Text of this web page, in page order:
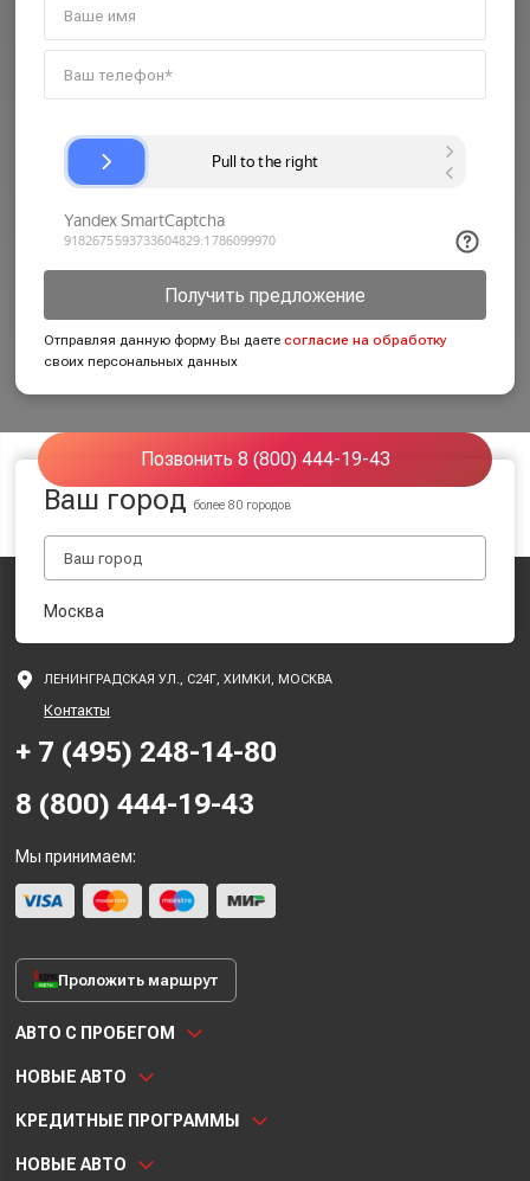
Получить предложение
Отправляя данную форму Вы даетесогласие на обработку
своих персональных данных
Позвонить 8 (800) 444-19-43
Ваш городболее 80 городов
Москва
ЛЕНИНГРАДСКАЯ УЛ., С24Г, ХИМКИ, МОСКВА
Контакты
+ 7 (495) 248-14-80
8 (800) 444-19-43
Мы принимаем:
Проложить маршрут
АВТО С ПРОБЕГОМ
НОВЫЕ АВТО
КРЕДИТНЫЕ ПРОГРАММЫ
НОВЫЕ АВТО